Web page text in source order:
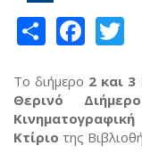
Share
Το διήμερο 2 και 3
Θερινό
Κτίριο της